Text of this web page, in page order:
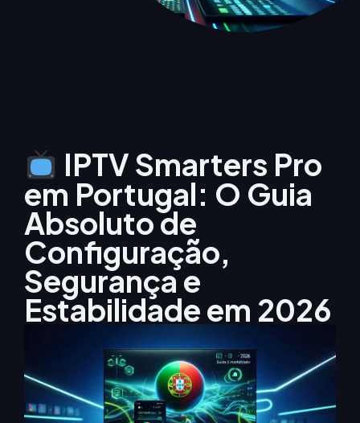
IPTV Smarters Pro
em Portugal: O Guia
Absoluto de
Configuração,
Segurança e
Estabilidade em 2026